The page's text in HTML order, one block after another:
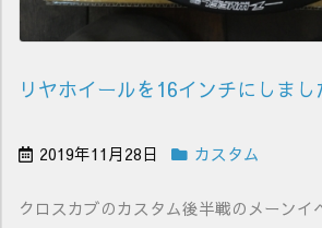
リヤホイールを16インチにしまし
2019年11月28日 カスタム
クロスカブのカスタム後半戦のメーンイ